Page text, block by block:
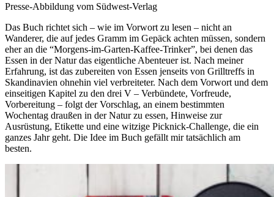
Presse-Abbildung vom Südwest-Verlag
Das Buch richtet sich – wie im Vorwort zu lesen – nicht an
Wanderer, die auf jedes Gramm im Gepäck achten müssen, sondern
eher an die “Morgens-im-Garten-Kaffee-Trinker”, bei denen das
Essen in der Natur das eigentliche Abenteuer ist. Nach meiner
Erfahrung, ist das zubereiten von Essen jenseits von Grilltreffs in
Skandinavien ohnehin viel verbreiteter. Nach dem Vorwort und dem
einseitigen Kapitel zu den drei V – Verbündete, Vorfreude,
Vorbereitung – folgt der Vorschlag, an einem bestimmten
Wochentag draußen in der Natur zu essen, Hinweise zur
Ausrüstung, Etikette und eine witzige Picknick-Challenge, die ein
ganzes Jahr geht. Die Idee im Buch gefällt mir tatsächlich am
besten.